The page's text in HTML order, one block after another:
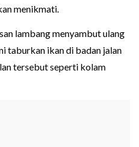
menikmati.
lambang menyambut ulang
taburkan ikan di badan jalan
tersebut seperti kolam